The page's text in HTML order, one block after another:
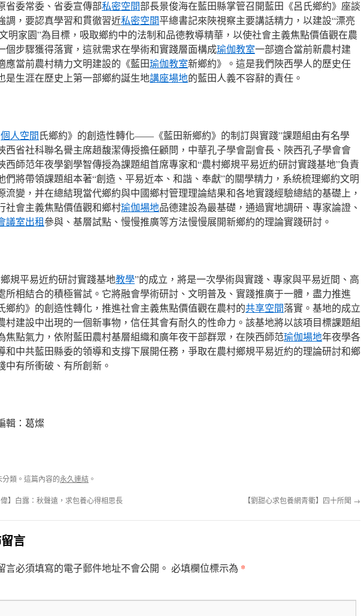
省委常委、省委宣傳部私密空間部長景俊海在藍田縣掌管召開藍田《呂氏鄉約》座談
調，要認真學習和貫徹習近私密空間平總書記來陜視察主要講話精力，以建設“漂亮
明家園”為目標，吸取鄉約中的法制和品德教導精華，以使社會主義焦點價值觀在農
個步驟獲得落實，這就需求在學術和實踐層面構成瑜伽教室一部適合當前新農村建
應當前農村精力文明建設的《藍田瑜伽教室新鄉約》。這是我們陜西學人的歷史任
是生涯在歷史上第一部鄉約誕生地講座場地的藍田人義不容辭的責任。
個人空間氏鄉約》的創造性轉化——《藍田新鄉約》的制訂與實踐”課題組由有名學
西省社科聯名譽主席趙馥潔傳授擔任顧問，中華孔子學會副會長、陜西孔子學會會
西師范年夜學劉學智傳授為課題組首席專家和“農村鄉規平易近約研討實踐基地”負責
們將帶領課題組本著“創造、平易近本、和諧、奉獻”的關學精力，系統梳理鄉約文明
流變，并在總結現當代鄉約與中國鄉村管理理論結果和各地實踐經驗總結的基礎上，
社會主義焦點價值觀和鄉村瑜伽場地品德建設為最基礎，通過實地調研、專家論證、
議室出租參與、基層試點、慢慢推廣等方法慢慢展開新鄉約的理論實踐研討。
規平易近約研討實踐基地教學”的成立，將是一次學術與實踐、專家與平易近間、高
所相結合的積極嘗試。它將融會學術研討、文明普及、實踐推廣于一體，盡力推進
鄉約》的創造性轉化，推進社會主義焦點價值觀在農村的共享空間落實。基地的成立
村建設中出現的一個新事物，信任其會有耐久的性命力。該基地將以該項目標課題組
焦點氣力，依附藍田農村基層組織和廣年夜干部群眾，在陜西師范瑜伽場地年夜學各
和中共藍田縣委的領導和支撐下展開任務，爭取在農村鄉規平易近約的理論研討和鄉
中有所衝破、有所創新。
輯：葛燦
分類。這篇內容的永久連結 。
偉】白露：秋聲遠，求包養心得相思長 【劉甜心求包養網青衢】四十所聞 →
言
言必須填寫的電子郵件地址不會公開。 必填欄位標示為 *